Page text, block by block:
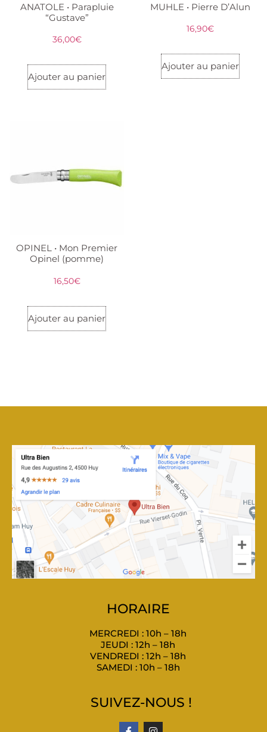
ANATOLE • Parapluie
“Gustave”
36,00€
Ajouter au panier
MUHLE • Pierre D’Alun
16,90€
Ajouter au panier
OPINEL • Mon Premier
Opinel (pomme)
16,50€
Ajouter au panier
HORAIRE
MERCREDI : 10h – 18h
JEUDI : 12h – 18h
VENDREDI : 12h – 18h
SAMEDI : 10h – 18h
SUIVEZ-NOUS !